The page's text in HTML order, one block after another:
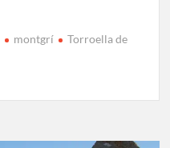
montgrí
Torroella de